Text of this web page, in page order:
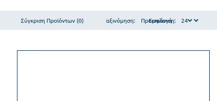
Σύγκριση Προϊόντων (0) Εμφάνιση:
Ταξινόμηση: